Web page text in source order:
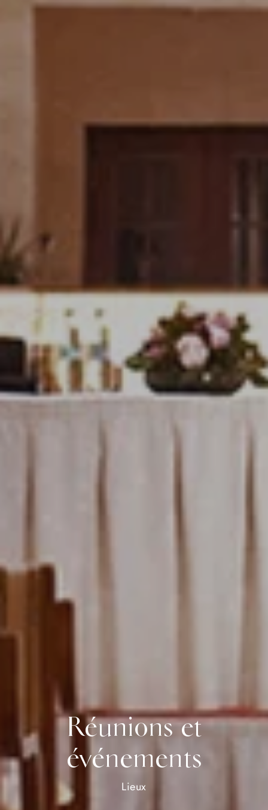
Réunions et
événements
Lieux